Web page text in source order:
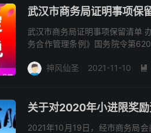
武汉市商务局证明事项保
武汉市商务局证明事项保留清单
务合作管理条例》国务院令第
神风仙圣 2021-11-10 
关于对2020年小进限奖
2021年10月19日，经市商务局